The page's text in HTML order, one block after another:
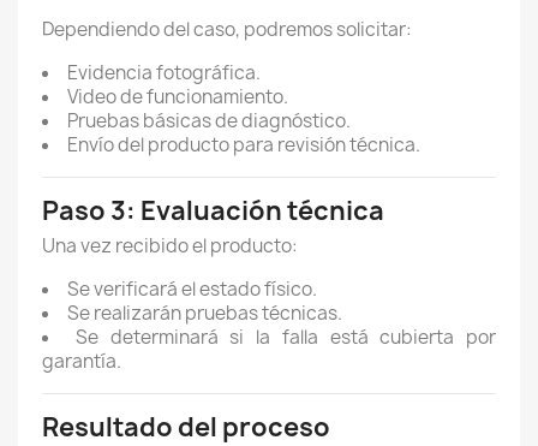
Dependiendo del caso, podremos solicitar:
Evidencia fotográfica.
Video de funcionamiento.
Pruebas básicas de diagnóstico.
Envío del producto para revisión técnica.
Paso 3: Evaluación técnica
Una vez recibido el producto:
Se verificará el estado físico.
Se realizarán pruebas técnicas.
Se determinará si la falla está cubierta por
garantía.
Resultado del proceso